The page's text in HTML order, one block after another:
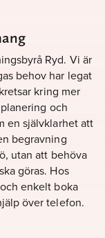
Ryd. Vi är
behov har legat
kring mer
och
en självklarhet att
begravning
utan att behöva
göras. Hos
enkelt boka
över telefon.